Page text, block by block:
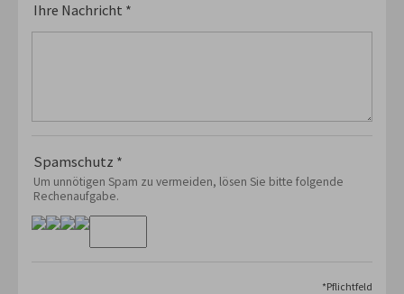
Ihre Nachricht *
Spamschutz *
Um unnötigen Spam zu vermeiden, lösen Sie bitte folgende
Rechenaufgabe.
*Pflichtfeld